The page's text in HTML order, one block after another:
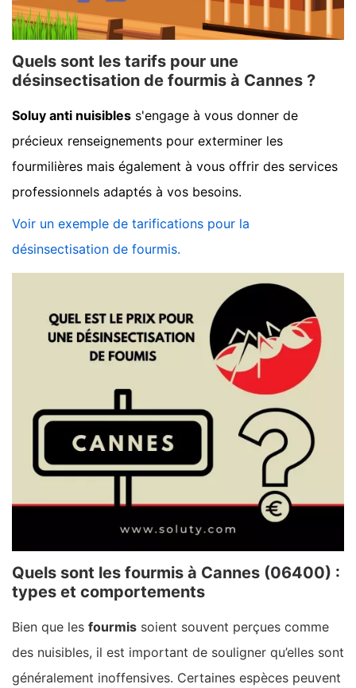
Quels sont les tarifs pour une
désinsectisation de fourmis à Cannes ?
Soluy anti nuisibles s'engage à vous donner de
précieux renseignements pour exterminer les
fourmilières mais également à vous offrir des services
professionnels adaptés à vos besoins.
Voir un exemple de tarifications pour la
désinsectisation de fourmis.
Quels sont les fourmis à Cannes (06400) :
types et comportements
Bien que les fourmis soient souvent perçues comme
des nuisibles, il est important de souligner qu’elles sont
généralement inoffensives. Certaines espèces peuvent